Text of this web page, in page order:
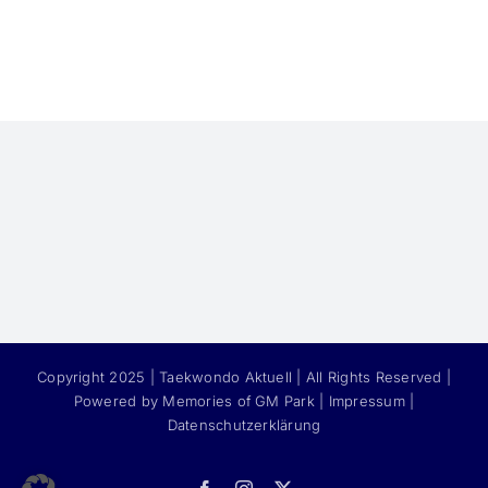
Copyright 2025 | Taekwondo Aktuell | All Rights Reserved |
Powered by Memories of GM Park | Impressum|
Datenschutzerklärung